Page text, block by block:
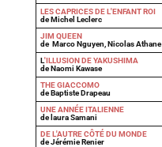
LES CAPRICES DE L'ENFANT ROI
de Michel Leclerc
JIM QUEEN
de Marco Nguyen, Nicolas Athane
L'ILLUSION DE YAKUSHIMA
de Naomi Kawase
THE GIACCOMO
de Baptiste Drapeau
UNE ANNÉE ITALIENNE
de laura Samani
DE L'AUTRE CÔTÉ DU MONDE
de Jérémie Renier